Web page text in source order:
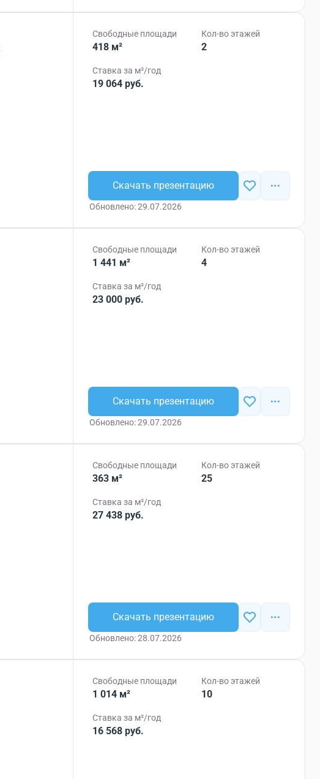
Свободные площади
418 м²
Кол-во этажей
2
Ставка за м²/год
19 064 руб.
Скачать презентацию
Обновлено: 29.07.2026
Свободные площади
1 441 м²
Кол-во этажей
4
Ставка за м²/год
23 000 руб.
Скачать презентацию
Обновлено: 29.07.2026
Свободные площади
363 м²
Кол-во этажей
25
Ставка за м²/год
27 438 руб.
Скачать презентацию
Обновлено: 28.07.2026
Свободные площади
1 014 м²
Кол-во этажей
10
Ставка за м²/год
16 568 руб.